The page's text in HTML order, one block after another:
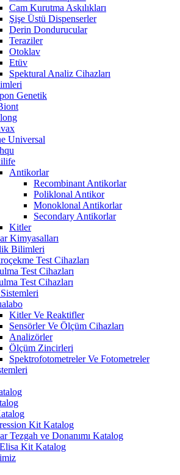
Cam Kurutma Askılıkları
Şişe Üstü Dispenserler
Derin Dondurucular
Teraziler
Otoklav
Etüv
Spektural Analiz Cihazları
Genetik
Universal
Antikorlar
Recombinant Antikorlar
Poliklonal Antikor
Monoklonal Antikorlar
Secondary Antikorlar
Kitler
Kimyasalları
Bilimleri
Test Cihazları
Test Cihazları
Test Cihazları
Kitler Ve Reaktifler
Sensörler Ve Ölçüm Cihazları
Analizörler
Ölçüm Zincirleri
Spektrofotometreler Ve Fotometreler
Kit Katalog
Tezgah ve Donanımı Katalog
Kit Katalog